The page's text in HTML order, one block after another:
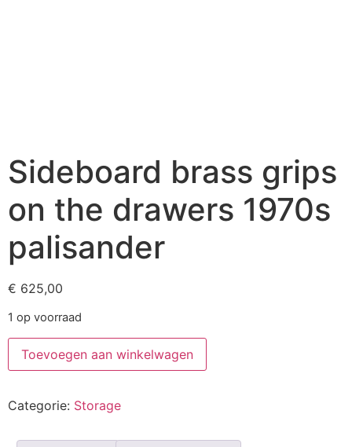
Sideboard brass grips
on the drawers 1970s
palisander
€ 625,00
1 op voorraad
Toevoegen aan winkelwagen
Categorie: Storage